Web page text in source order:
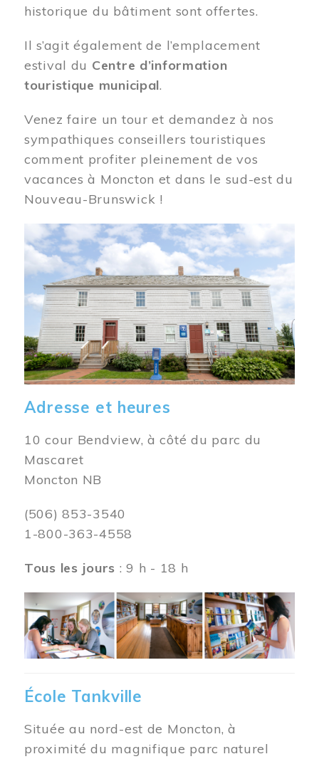
historique du bâtiment sont offertes.
Il s’agit également de l’emplacement
estival du Centre d’information
touristique municipal.
Venez faire un tour et demandez à nos
sympathiques conseillers touristiques
comment profiter pleinement de vos
vacances à Moncton et dans le sud-est du
Nouveau-Brunswick !
Image
Adresse et heures
10 cour Bendview, à côté du parc du
Mascaret
Moncton NB
(506) 853-3540
1-800-363-4558
Tous les jours : 9 h - 18 h
Image
École Tankville
Située au nord-est de Moncton, à
proximité du magnifique parc naturel